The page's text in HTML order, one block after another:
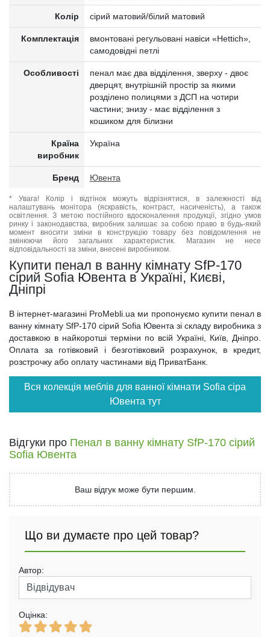
Колір сірий матовий/білий матовий
Комплектація
вмонтовані регульовані навіси «Hettich»,
самодовідні петлі
Особливості
пенал має два відділення, зверху - двоє
дверцят, внутрішній простір за якими
розділено полицями з ДСП на чотири
частини; знизу - має відділення з
кошиком для білизни
Країна
виробник
Україна
Бренд Ювента
* Увага! Колір і відтінок можуть відрізнятися, в залежності від
налаштувань монітора (яскравість, контраст, насиченість), а також
освітлення. З метою постійного вдосконалення продукції, згідно умов
ринку і законодавства, виробник залишає за собою право в будь-який
момент вносити зміни в конструкцію товару без повідомлення не
змінюючи його загальних характеристик. Магазин не несе
відповідальності за зміни, внесені виробником.
Купити пенал в ванну кімнату SfP-170
сірий Sofia Ювента в Україні, Києві,
Дніпрі
В інтернет-магазині ProMebli.ua ми пропонуємо купити пенал в
ванну кімнату SfP-170 сірий Sofia Ювента зі складу виробника з
доставкою в найкоротші терміни по всій Україні, Київ, Дніпро.
Оплата за готівковий і безготівковий розрахунок, в кредит,
розстрочку або оплату частинами від ПриватБанк.
Вся колекція меблів для ванної кімнати Sofia сіра
Ювента тут
Відгуки про Пенал в ванну кімнату SfP-170 сірий
Sofia Ювента
Ваш відгук може бути першим.
Що ви думаєте про цей товар?
Автор:
Оцінка: